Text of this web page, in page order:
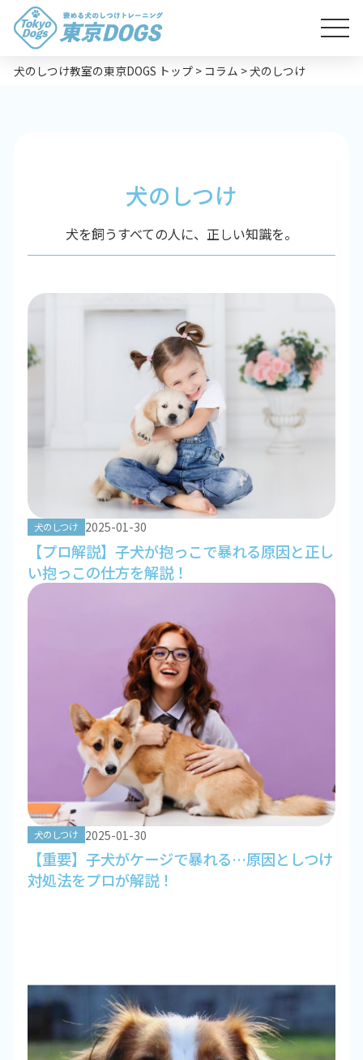
犬のしつけ教室の東京DOGS トップ > コラム >犬のしつけ
犬のしつけ
犬を飼うすべての人に、正しい知識を。
犬のしつけ 2025-01-30
【プロ解説】子犬が抱っこで暴れる原因と正し
い抱っこの仕方を解説！
犬のしつけ 2025-01-30
【重要】子犬がケージで暴れる…原因としつけ
対処法をプロが解説！